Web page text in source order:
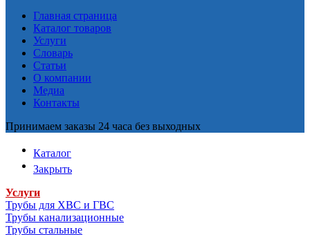
Главная страница
Каталог товаров
Услуги
Словарь
Статьи
О компании
Медиа
Контакты
Принимаем заказы 24 часа без выходных
Каталог
Закрыть
Услуги
Трубы для ХВС и ГВС
Трубы канализационные
Трубы стальные